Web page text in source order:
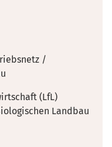
/
(LfL)
Landbau